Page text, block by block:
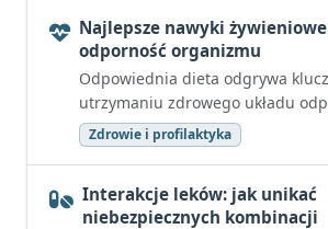
Najlepsze nawyki
odporność organizmu
Odpowiednia dieta odgrywa
utrzymaniu zdrowego układu
Zdrowie i profilaktyka
Interakcje leków: jak unikać
niebezpiecznych kombinacji